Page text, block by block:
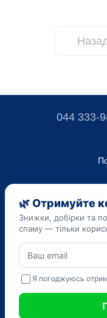
Назад
044 333-
Код
Дата
Наведена на сайті
Ознайомчий характер.
діагностики та
САМОЛІКУВАННЯ